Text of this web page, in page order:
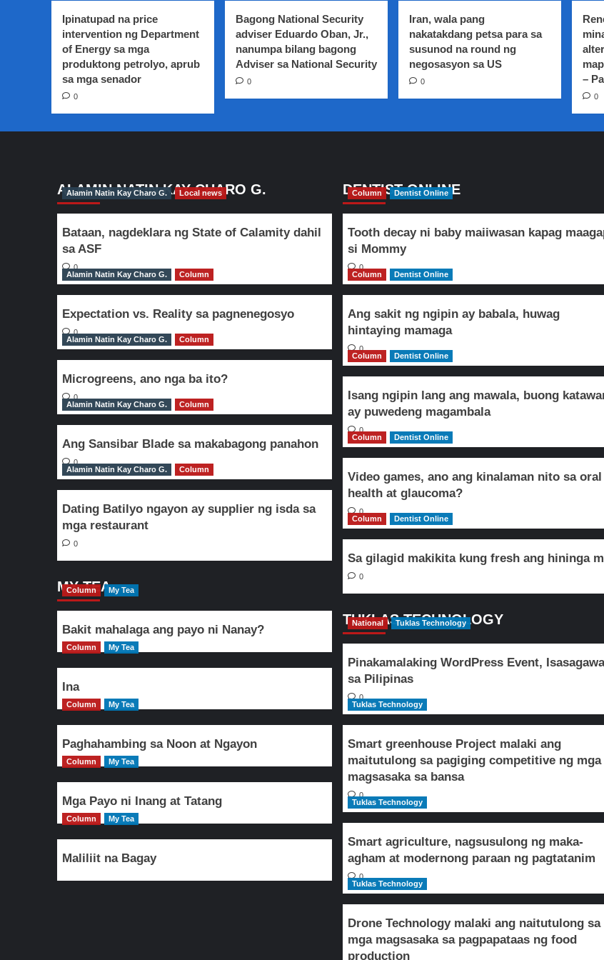
abusadong
taxi
driver,
aprubado
ng
on
Transportation
Metro
Manila
Sanhi
ng
Ilang
Ipinatupad na price
intervention ng Department
of Energy sa mga
produktong petrolyo, aprub
sa mga senador
0
Bagong National Security
adviser Eduardo Oban, Jr.,
nanumpa bilang bagong
Adviser sa National Security
0
Iran, wala pang
nakatakdang petsa para sa
susunod na round ng
negosasyon sa US
0
–
0
ALAMIN NATIN KAY CHARO G.
Alamin Natin Kay Charo G. Local news
Bataan, nagdeklara ng State of Calamity dahil
sa ASF
0
Alamin Natin Kay Charo G.
Column
Expectation vs. Reality sa pagnenegosyo
0
Alamin Natin Kay Charo G.
Column
Microgreens, ano nga ba ito?
0
Alamin Natin Kay Charo G.
Column
Ang Sansibar Blade sa makabagong panahon
0
Alamin Natin Kay Charo G.
Column
Dating Batilyo ngayon ay supplier ng isda sa
mga restaurant
0
MY TEA
Column My Tea
Bakit mahalaga ang payo ni Nanay?
Column My Tea
Ina
Column My Tea
Paghahambing sa Noon at Ngayon
Column My Tea
Mga Payo ni Inang at Tatang
Column My Tea
Maliliit na Bagay
DENTIST ONLINE
Column Dentist Online
Tooth decay ni baby maiiwasan kapag
si Mommy
0
Column
Dentist Online
Ang sakit ng ngipin ay babala, huwag
hintaying mamaga
0
Column
Dentist Online
Isang ngipin lang ang mawala, buong
ay puwedeng magambala
0
Column
Dentist Online
Video games, ano ang kinalaman nito sa oral
health at glaucoma?
0
Column
Dentist Online
Sa gilagid makikita kung fresh ang hininga
0
TUKLAS TECHNOLOGY
National Tuklas Technology
Pinakamalaking WordPress Event, Isasagawa
sa Pilipinas
0
Tuklas Technology
Smart greenhouse Project malaki ang
maitutulong sa pagiging competitive ng mga
magsasaka sa bansa
0
Tuklas Technology
Smart agriculture, nagsusulong ng maka-
agham at modernong paraan ng pagtatanim
0
Tuklas Technology
Drone Technology malaki ang naitutulong sa
mga magsasaka sa pagpapataas ng food
production